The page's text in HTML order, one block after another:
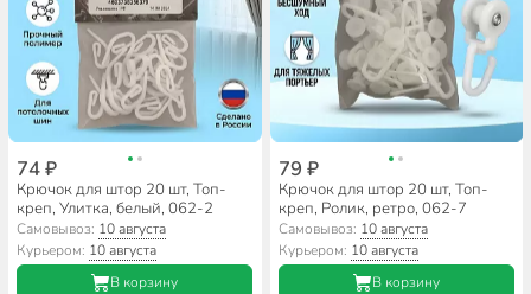
74 ₽
Крючок для штор 20 шт, Топ-
креп, Улитка, белый, 062-2
Самовывоз: 10 августа
Курьером: 10 августа
В корзину
79 ₽
Крючок для штор 20 шт, Топ-
креп, Ролик, ретро, 062-7
Самовывоз: 10 августа
Курьером: 10 августа
В корзину